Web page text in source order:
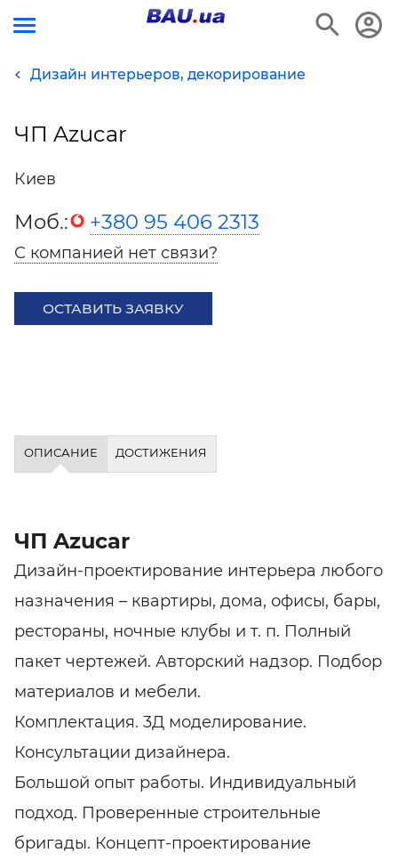
Дизайн интерьеров, декорирование
ЧП Azucar
Киев
Моб.: +380 95 406 2313
С компанией нет связи?
ОСТАВИТЬ ЗАЯВКУ
ОПИСАНИЕ ДОСТИЖЕНИЯ
ЧП Azucar
Дизайн-проектирование интерьера любого
назначения – квартиры, дома, офисы, бары,
рестораны, ночные клубы и т. п. Полный
пакет чертежей. Авторский надзор. Подбор
материалов и мебели.
Комплектация. 3Д моделирование.
Консультации дизайнера.
Большой опыт работы. Индивидуальный
подход. Проверенные строительные
бригады. Концепт-проектирование